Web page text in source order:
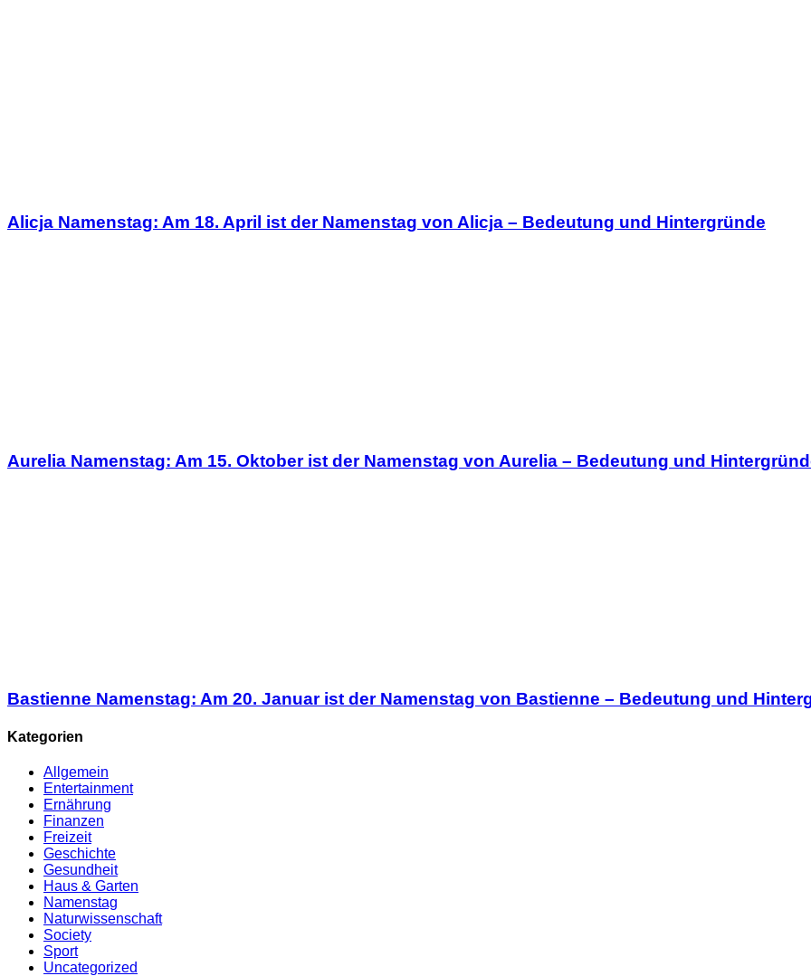
Alicja Namenstag: Am 18. April ist der Namenstag von Alicja – Bedeutung und Hintergründe
Aurelia Namenstag: Am 15. Oktober ist der Namenstag von Aurelia – Bedeutung und
Bastienne Namenstag: Am 20. Januar ist der Namenstag von Bastienne – Bedeutung und
Kategorien
Allgemein
Entertainment
Ernährung
Finanzen
Freizeit
Geschichte
Gesundheit
Haus & Garten
Namenstag
Naturwissenschaft
Society
Sport
Uncategorized